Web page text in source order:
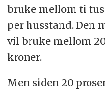
bruke mellom ti
per husstand. Den
vil bruke mellom
kroner.
Men siden 20